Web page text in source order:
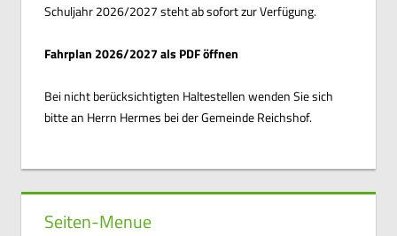
Schuljahr 2026/2027 steht ab sofort zur Verfügung.
Fahrplan 2026/2027 als PDF öffnen
Bei nicht berücksichtigten Haltestellen wenden Sie sich
bitte an Herrn Hermes bei der Gemeinde Reichshof.
Seiten-Menue